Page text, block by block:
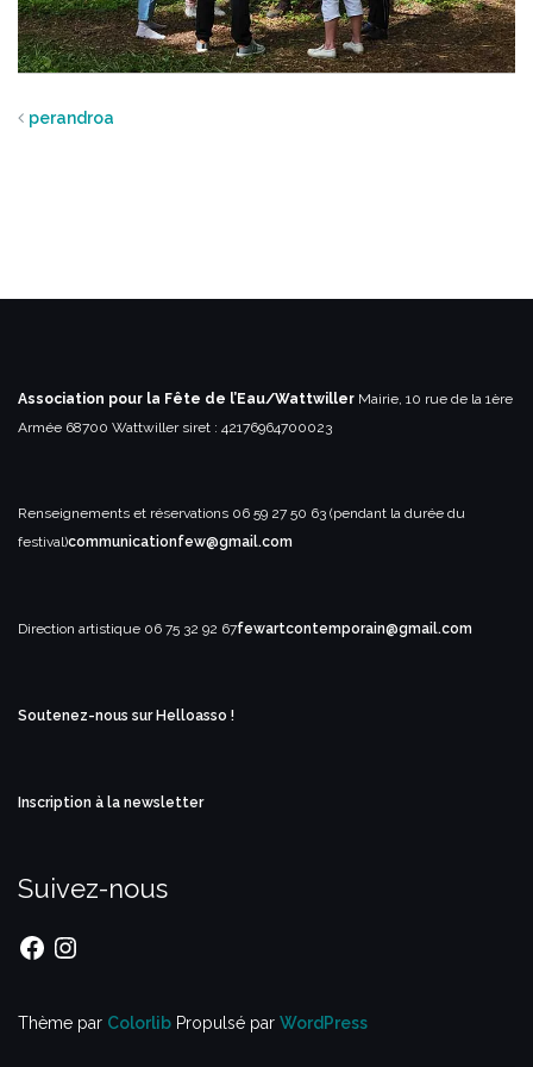
perandroa
Association pour la Fête de l’Eau/Wattwiller Mairie, 10 rue de la 1ère
Armée 68700 Wattwillersiret : 42176964700023
Renseignements et réservations 06 59 27 50 63 (pendant la durée du
festival)communicationfew@gmail.com
Direction artistique 06 75 32 92 67fewartcontemporain@gmail.com
Soutenez-nous sur Helloasso !
Inscription à la newsletter
Suivez-nous
FacebookInstagram
Thème par Colorlib Propulsé par WordPress